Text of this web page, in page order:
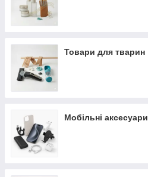
Товари для тварин
Мобільні аксесуари